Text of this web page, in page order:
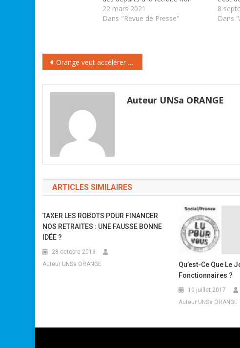
remplacés. 'Je ne confirme pas
du tout l'existence d'un plan'. Sur
22 mars 2021
Dans "Revue de Presse"
qui
8
Dans
Navigation
de
l’article
Orange veut accélérer 7500 départs à la retraite
Auteur UNSa ORANGE
ARTICLES SIMILAIRES
TAXER LES ROBOTS POUR FINANCER
NOS RETRAITES : UNE FAUSSE BONNE
IDÉE ?
28 octobre 2019
Auteur UNSa ORANGE
Qu’est-Ce Que Le
Fonctionnaires ?
10 juillet 2017
Auteur UNSa ORANGE